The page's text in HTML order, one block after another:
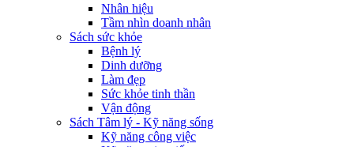
Nhân hiệu
Tầm nhìn doanh nhân
Sách sức khỏe
Bệnh lý
Dinh dưỡng
Làm đẹp
Sức khỏe tinh thần
Vận động
Sách Tâm lý - Kỹ năng sống
Kỹ năng công việc